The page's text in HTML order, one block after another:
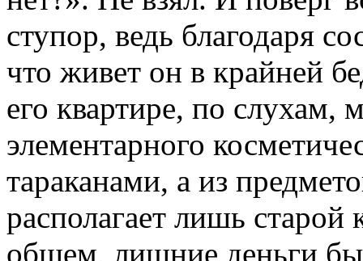
ступор, ведь благодаря
что живет он в крайней
его квартире, по слухам,
элементарного
тараканами, а из
располагает лишь
общем, лишние деньги